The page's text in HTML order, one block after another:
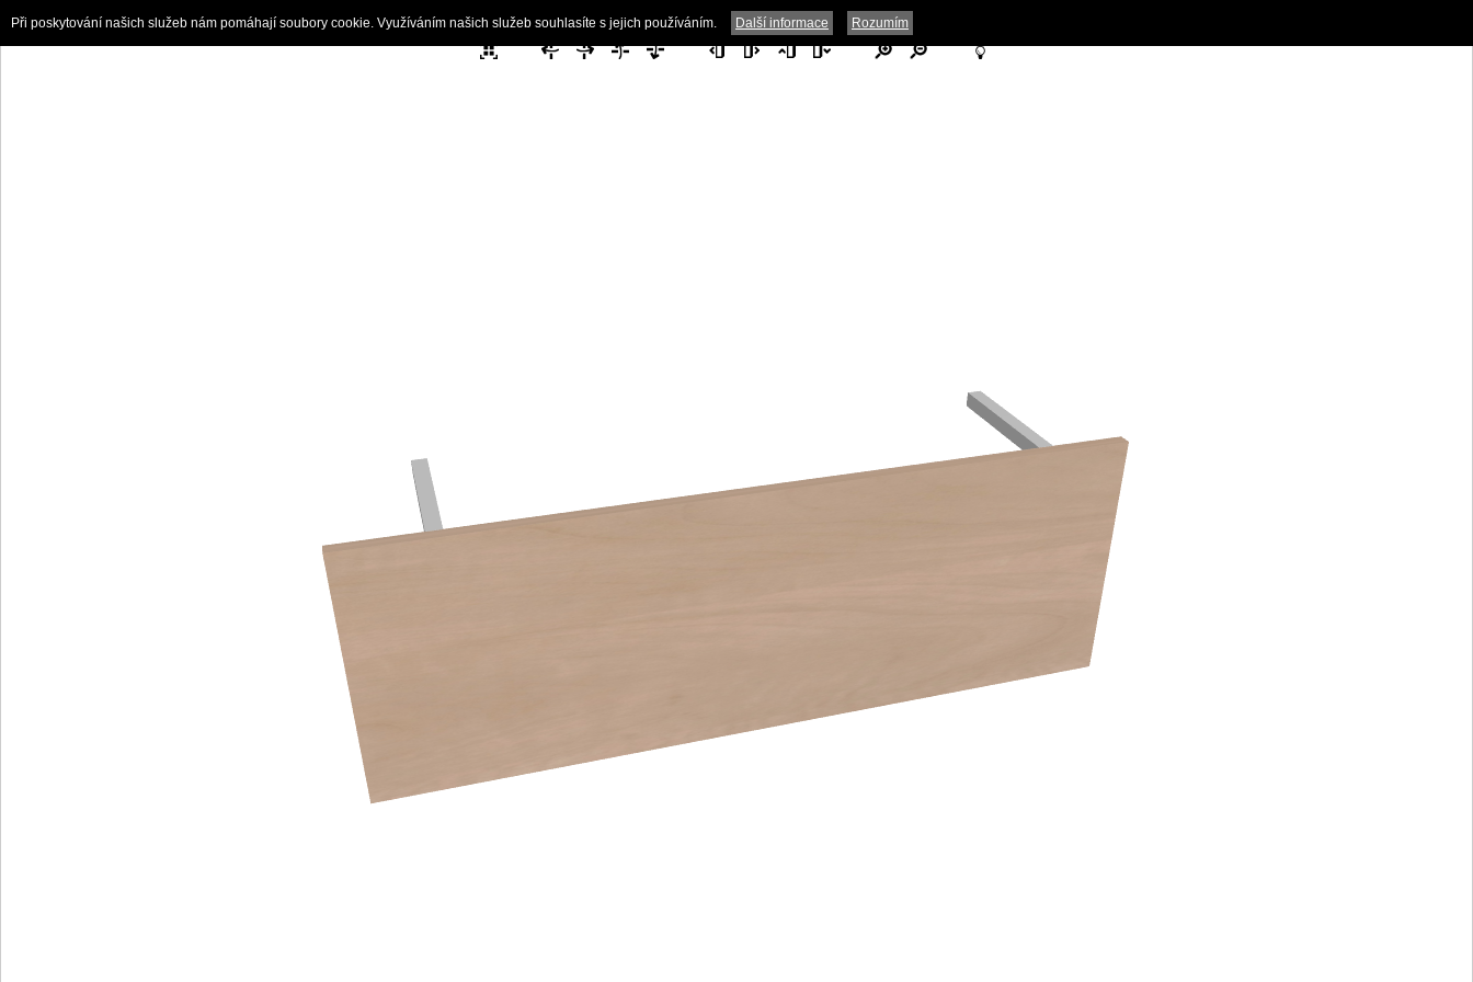
Při poskytování našich služeb nám pomáhají soubory cookie. Využíváním našich služeb souhlasíte s jejich používáním. Další informace Rozumím
Powered by aec-data.com